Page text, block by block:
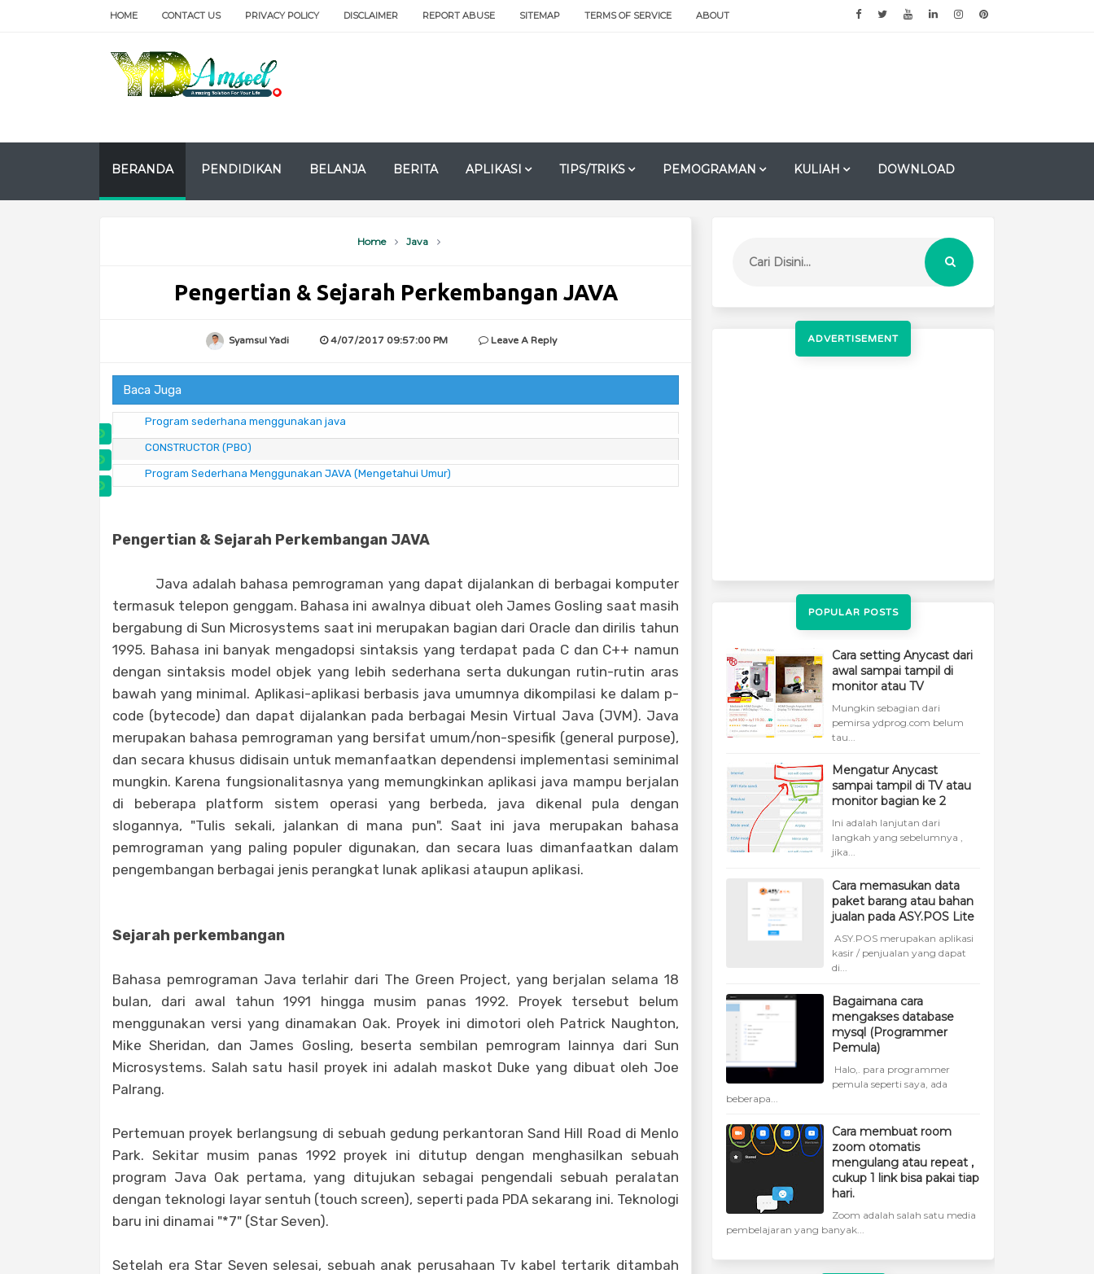
HOME CONTACT US PRIVACY POLICY DISCLAIMER REPORT ABUSE SITEMAP TERMS OF SERVICE ABOUT
BERANDA PENDIDIKAN BELANJA BERITA APLIKASI TIPS/TRIKS PEMOGRAMAN KULIAH DOWNLOAD
Home Java
Pengertian & Sejarah Perkembangan JAVA
Syamsul Yadi 4/07/2017 09:57:00 PM Leave A Reply
Baca Juga
Program sederhana menggunakan java
CONSTRUCTOR (PBO)
Program Sederhana Menggunakan JAVA (Mengetahui Umur)
Pengertian & Sejarah Perkembangan JAVA
Java adalah bahasa pemrograman yang dapat dijalankan di berbagai komputer
termasuk telepon genggam. Bahasa ini awalnya dibuat oleh James Gosling saat masih
bergabung di Sun Microsystems saat ini merupakan bagian dari Oracle dan dirilis tahun
1995. Bahasa ini banyak mengadopsi sintaksis yang terdapat pada C dan C++ namun
dengan sintaksis model objek yang lebih sederhana serta dukungan rutin-rutin aras
bawah yang minimal. Aplikasi-aplikasi berbasis java umumnya dikompilasi ke dalam p-
code (bytecode) dan dapat dijalankan pada berbagai Mesin Virtual Java (JVM). Java
merupakan bahasa pemrograman yang bersifat umum/non-spesifik (general purpose),
dan secara khusus didisain untuk memanfaatkan dependensi implementasi seminimal
mungkin. Karena fungsionalitasnya yang memungkinkan aplikasi java mampu berjalan
di beberapa platform sistem operasi yang berbeda, java dikenal pula dengan
slogannya, "Tulis sekali, jalankan di mana pun". Saat ini java merupakan bahasa
pemrograman yang paling populer digunakan, dan secara luas dimanfaatkan dalam
pengembangan berbagai jenis perangkat lunak aplikasi ataupun aplikasi.
Sejarah perkembangan
Bahasa pemrograman Java terlahir dari The Green Project, yang berjalan selama 18
bulan, dari awal tahun 1991 hingga musim panas 1992. Proyek tersebut belum
menggunakan versi yang dinamakan Oak. Proyek ini dimotori oleh Patrick Naughton,
Mike Sheridan, dan James Gosling, beserta sembilan pemrogram lainnya dari Sun
Microsystems. Salah satu hasil proyek ini adalah maskot Duke yang dibuat oleh Joe
Palrang.
Pertemuan proyek berlangsung di sebuah gedung perkantoran Sand Hill Road di Menlo
Park. Sekitar musim panas 1992 proyek ini ditutup dengan menghasilkan sebuah
program Java Oak pertama, yang ditujukan sebagai pengendali sebuah peralatan
dengan teknologi layar sentuh (touch screen), seperti pada PDA sekarang ini. Teknologi
baru ini dinamai "*7" (Star Seven).
Setelah era Star Seven selesai, sebuah anak perusahaan Tv kabel tertarik ditambah
ADVERTISEMENT
POPULAR POSTS
Cara setting Anycast dari
awal sampai tampil di
monitor atau TV
Mungkin sebagian dari
pemirsa ydprog.com belum
tau...
Mengatur Anycast
sampai tampil di TV atau
monitor bagian ke 2
Ini adalah lanjutan dari
langkah yang sebelumnya ,
jika...
Cara memasukan data
paket barang atau bahan
jualan pada ASY.POS Lite
ASY.POS merupakan aplikasi
kasir / penjualan yang dapat
di...
Bagaimana cara
mengakses database
mysql (Programmer
Pemula)
Halo,. para programmer
pemula seperti saya, ada
beberapa...
Cara membuat room
zoom otomatis
mengulang atau repeat ,
cukup 1 link bisa pakai tiap
hari.
Zoom adalah salah satu media
pembelajaran yang banyak...